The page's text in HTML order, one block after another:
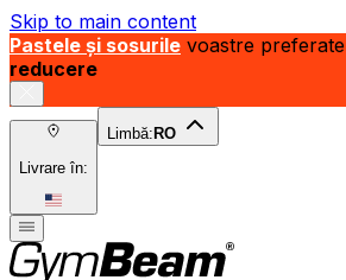
Skip to main content
Pastele și sosurile voastre preferate
reducere
Livrare în:
Limbă: RO